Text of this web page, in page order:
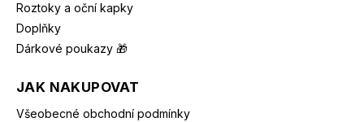
Roztoky a oční kapky
Doplňky
Dárkové poukazy 🎁
JAK NAKUPOVAT
Všeobecné obchodní podmínky